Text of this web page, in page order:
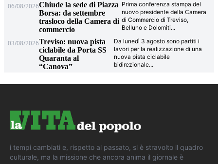
06/08/2026Chiude la sede di Piazza
Borsa: da settembre
trasloco della Camera di
commercio
Prima conferenza stampa del
nuovo presidente della Camera
di Commercio di Treviso,
Belluno e Dolomiti...
03/08/2026Treviso: nuova pista
ciclabile da Porta SS
Quaranta al
“Canova”
Da lunedì 3 agosto sono partiti i
lavori per la realizzazione di una
nuova pista ciclabile
bidirezionale...
i tempi cambiati e, rispetto al passato, si è stravolto il quadro
culturale, ma la missione che ancora anima il giornale è